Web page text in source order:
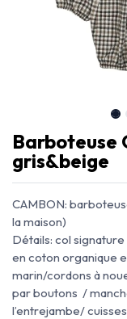
Barboteuse
gris&beige
CAMBON:
la maison)
Détails: col
en coton organique
marin/cordons à
par boutons /
l’entrejambe/